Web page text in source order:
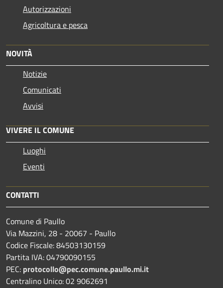
Autorizzazioni
Agricoltura e pesca
NOVITÀ
Notizie
Comunicati
Avvisi
VIVERE IL COMUNE
Luoghi
Eventi
CONTATTI
Comune di Paullo
Via Mazzini, 28 - 20067 - Paullo
Codice Fiscale: 84503130159
Partita IVA: 04790090155
PEC: protocollo@pec.comune.paullo.mi.it
Centralino Unico: 02 9062691